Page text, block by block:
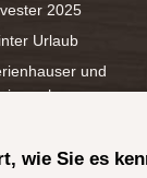
2025
Urlaub
und
mit Pool
wie Sie es